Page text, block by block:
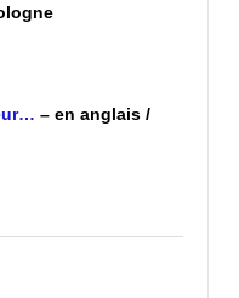
… – en anglais /